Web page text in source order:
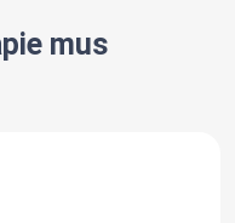
mus